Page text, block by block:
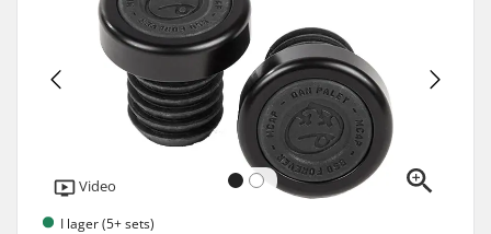
Video
I lager (5+ sets)